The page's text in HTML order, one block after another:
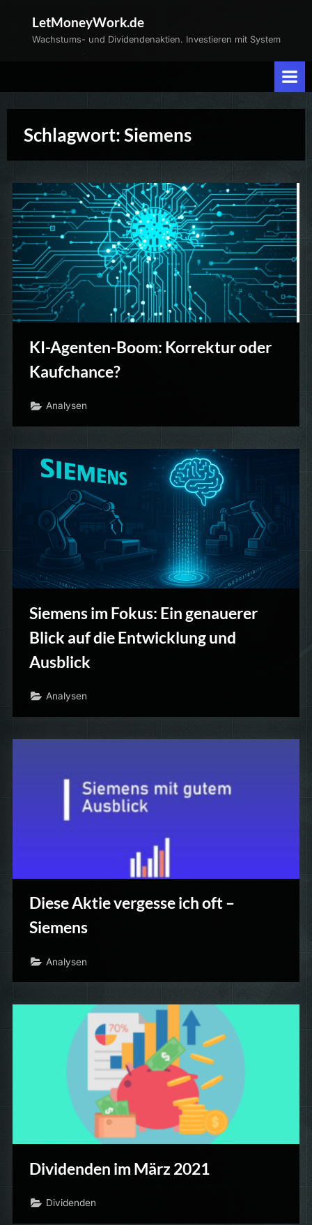
LetMoneyWork.de
Wachstums- und Dividendenaktien. Investieren mit System
Schlagwort:Siemens
KI-Agenten-Boom: Korrektur oder
Kaufchance?
Analysen
Siemens im Fokus: Ein genauerer
Blick auf die Entwicklung und
Ausblick
Analysen
Diese Aktie vergesse ich oft –
Siemens
Analysen
Dividenden im März 2021
Dividenden